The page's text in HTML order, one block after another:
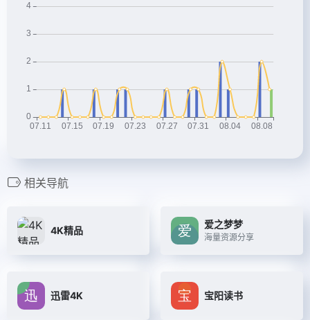
相关导航
4K精品
爱之梦梦
海量资源分享
迅雷4K 宝阳读书